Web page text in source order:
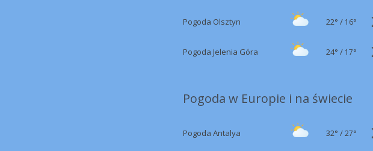
Pogoda Olsztyn 22° / 16°
Pogoda Jelenia Góra 24° / 17°
Pogoda w Europie i na świecie
Pogoda Antalya 32° /27°